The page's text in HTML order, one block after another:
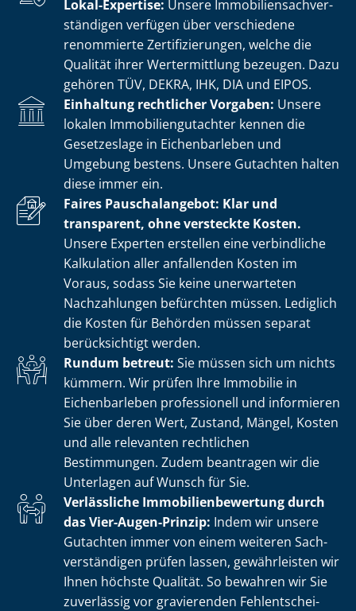
Lokal-Expertise: Unsere Im­mo­bi­li­en­sach­ver­
stän­di­gen verfügen über verschiedene
renommierte Zer­ti­fi­zie­run­gen, welche die
Qualität ihrer Wertermittlung bezeugen. Dazu
gehören TÜV, DEKRA, IHK, DIA und EIPOS.
Einhaltung rechtlicher Vorgaben: Unsere
lokalen Im­mo­bi­li­en­gut­ach­ter kennen die
Gesetzeslage in Eichenbarleben und
Umgebung bestens. Unsere Gutachten halten
diese immer ein.
Faires Pauschalangebot: Klar und
transparent, ohne versteckte Kosten.
Unsere Experten erstellen eine verbindliche
Kalkulation aller anfallenden Kosten im
Voraus, sodass Sie keine unerwarteten
Nachzahlungen befürchten müssen. Lediglich
die Kosten für Behörden müssen separat
berücksichtigt werden.
Rundum betreut: Sie müssen sich um nichts
kümmern. Wir prüfen Ihre Immobilie in
Eichenbarleben professionell und informieren
Sie über deren Wert, Zustand, Mängel, Kosten
und alle relevanten rechtlichen
Bestimmungen. Zudem beantragen wir die
Unterlagen auf Wunsch für Sie.
Verlässliche Im­mo­bi­li­en­be­wer­tung durch
das Vier-Augen-Prinzip: Indem wir unsere
Gutachten immer von einem weiteren Sach­
ver­stän­di­gen prüfen lassen, gewährleisten wir
Ihnen höchste Qualität. So bewahren wir Sie
zuverlässig vor gravierenden Fehl­ent­schei­